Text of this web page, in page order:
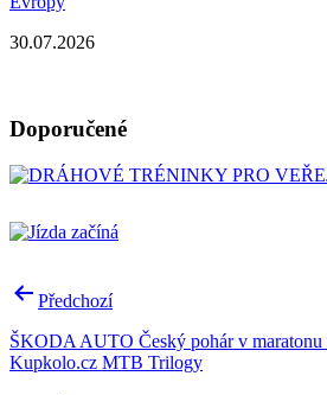
30.07.2026
Doporučené
Navigace
pro
příspěvek
Předchozí
ŠKODA AUTO Český pohár v maratonu
Kupkolo.cz MTB Trilogy